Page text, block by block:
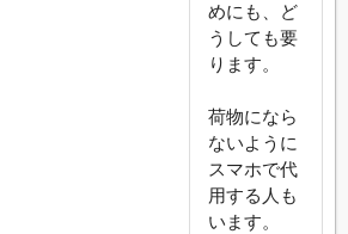
めにも、ど
うしても要
ります。
荷物になら
ないように
スマホで代
用する人も
います。